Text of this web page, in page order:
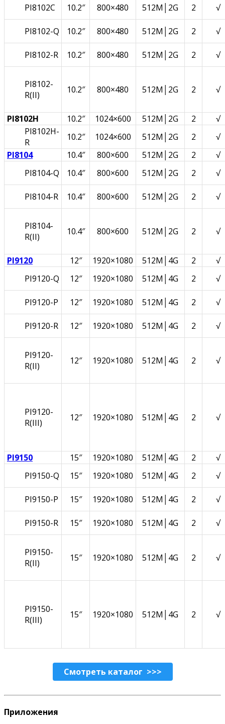
PI8102C
10.2″ 800×480 512M│2G 2 √
PI8102-Q 10.2″ 800×480 512M│2G 2 √
PI8102-R 10.2″ 800×480 512M│2G 2 √
PI8102-
R(II)
10.2″ 800×480 512M│2G 2 √
PI8102H 10.2″ 1024×600 512M│2G 2
√
PI8102H-
R
10.2″ 1024×600 512M│2G 2
√
PI8104
10.4″ 800×600 512M│2G 2
√
PI8104-Q
10.4″ 800×600 512M│2G 2 √
PI8104-R 10.4″ 800×600 512M│2G 2 √
PI8104-
R(II)
10.4″ 800×600 512M│2G 2 √
PI9120 12″ 1920×1080 512M│4G 2
√
PI9120-Q
12″ 1920×1080 512M│4G 2 √
PI9120-P 12″ 1920×1080 512M│4G 2 √
PI9120-R 12″ 1920×1080 512M│4G 2 √
PI9120-
R(II)
12″ 1920×1080 512M│4G 2 √
PI9120-
R(III)
12″ 1920×1080 512M│4G 2 √
PI9150 15″ 1920×1080 512M│4G 2
√
PI9150-Q
15″ 1920×1080 512M│4G 2 √
PI9150-P 15″ 1920×1080 512M│4G 2 √
PI9150-R 15″ 1920×1080 512M│4G 2 √
PI9150-
R(II)
15″ 1920×1080 512M│4G 2 √
PI9150-
R(III)
15″ 1920×1080 512M│4G 2 √
Смотреть каталог >>>
Приложения